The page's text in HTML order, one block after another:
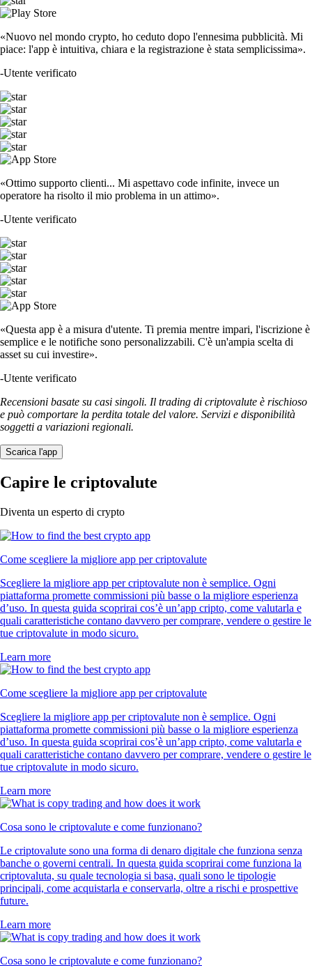
«Nuovo nel mondo crypto, ho ceduto dopo l'ennesima pubblicità. Mi
piace: l'app è intuitiva, chiara e la registrazione è stata semplicissima».
-Utente verificato
«Ottimo supporto clienti... Mi aspettavo code infinite, invece un
operatore ha risolto il mio problema in un attimo».
-Utente verificato
«Questa app è a misura d'utente. Ti premia mentre impari, l'iscrizione è
semplice e le notifiche sono personalizzabili. C'è un'ampia scelta di
asset su cui investire».
-Utente verificato
Recensioni basate su casi singoli. Il trading di criptovalute è rischioso
e può comportare la perdita totale del valore. Servizi e disponibilità
soggetti a variazioni regionali.
Scarica l'app
Capire le criptovalute
Diventa un esperto di crypto
Come scegliere la migliore app per criptovalute
Scegliere la migliore app per criptovalute non è semplice. Ogni
piattaforma promette commissioni più basse o la migliore esperienza
d’uso. In questa guida scoprirai cos’è un’app cripto, come valutarla e
quali caratteristiche contano davvero per comprare, vendere o gestire le
tue criptovalute in modo sicuro.
Learn more
Come scegliere la migliore app per criptovalute
Scegliere la migliore app per criptovalute non è semplice. Ogni
piattaforma promette commissioni più basse o la migliore esperienza
d’uso. In questa guida scoprirai cos’è un’app cripto, come valutarla e
quali caratteristiche contano davvero per comprare, vendere o gestire le
tue criptovalute in modo sicuro.
Learn more
Cosa sono le criptovalute e come funzionano?
Le criptovalute sono una forma di denaro digitale che funziona senza
banche o governi centrali. In questa guida scoprirai come funziona la
criptovaluta, su quale tecnologia si basa, quali sono le tipologie
principali, come acquistarla e conservarla, oltre a rischi e prospettive
future.
Learn more
Cosa sono le criptovalute e come funzionano?